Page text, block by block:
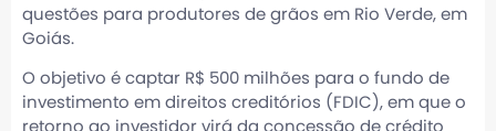
questões para produtores de grãos em Rio Verde, em
Goiás.
O objetivo é captar R$ 500 milhões para o fundo de
investimento em direitos creditórios (FDIC), em que o
retorno ao investidor virá da concessão de crédito